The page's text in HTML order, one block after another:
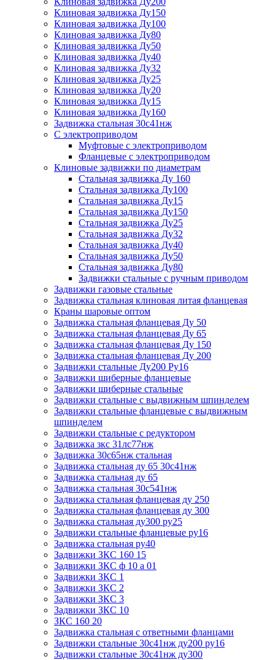
Клиновая задвижка Ду150
Клиновая задвижка Ду100
Клиновая задвижка Ду80
Клиновая задвижка Ду50
Клиновая задвижка Ду40
Клиновая задвижка Ду32
Клиновая задвижка Ду25
Клиновая задвижка Ду20
Клиновая задвижка Ду15
Клиновая задвижка Ду160
Задвижка стальная 30с41нж
С электроприводом
Муфтовые с электроприводом
Фланцевые с электроприводом
Клиновые задвижки по диаметрам
Стальная задвижка Ду 160
Стальная задвижка Ду100
Стальная задвижка Ду15
Стальная задвижка Ду150
Стальная задвижка Ду25
Стальная задвижка Ду32
Стальная задвижка Ду40
Стальная задвижка Ду50
Стальная задвижка Ду80
Задвижки стальные с ручным приводом
Задвижки газовые стальные
Задвижка стальная клиновая литая фланцевая
Краны шаровые оптом
Задвижка стальная фланцевая Ду 50
Задвижка стальная фланцевая Ду 65
Задвижка стальная фланцевая Ду 150
Задвижка стальная фланцевая Ду 200
Задвижки стальные Ду200 Ру16
Задвижки шиберные фланцевые
Задвижки шиберные стальные
Задвижки стальные с выдвижным шпинделем
Задвижки стальные фланцевые с выдвижным
шпинделем
Задвижки стальные с редуктором
Задвижка зкс 31лс77нж
Задвижка 30с65нж стальная
Задвижка стальная ду 65 30с41нж
Задвижка стальная ду 65
Задвижка стальная 30с541нж
Задвижка стальная фланцевая ду 250
Задвижка стальная фланцевая ду 300
Задвижка стальная ду300 ру25
Задвижки стальные фланцевые ру16
Задвижка стальная ру40
Задвижки ЗКС 160 15
Задвижки ЗКС ф 10 а 01
Задвижки ЗКС 1
Задвижки ЗКС 2
Задвижки ЗКС 3
Задвижки ЗКС 10
ЗКС 160 20
Задвижка стальная с ответными фланцами
Задвижки стальные 30с41нж ду200 ру16
Задвижки стальные 30с41нж ду300